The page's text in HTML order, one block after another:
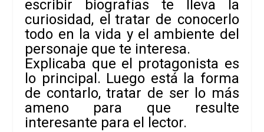
escribir biografías te lleva la
curiosidad, el tratar de conocerlo
todo en la vida y el ambiente del
personaje que te interesa.
Explicaba que el protagonista es
lo principal. Luego está la forma
de contarlo,tratar de ser lo más
ameno para que resulte
interesante para el lector.